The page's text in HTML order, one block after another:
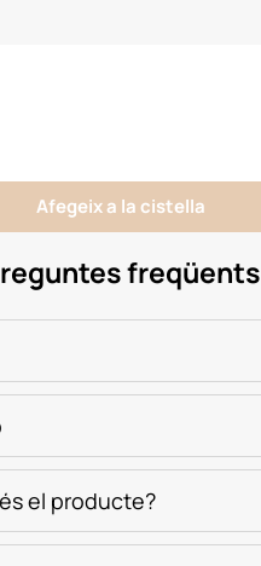
Afegeix a la cistella
freqüents
el producte?